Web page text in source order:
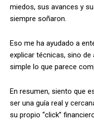
miedos, sus avances y
siempre soñaron.
Eso me ha ayudado a
explicar técnicas, sino
simple lo que parece
En resumen, siento que
ser una guía real y
su propio “click”